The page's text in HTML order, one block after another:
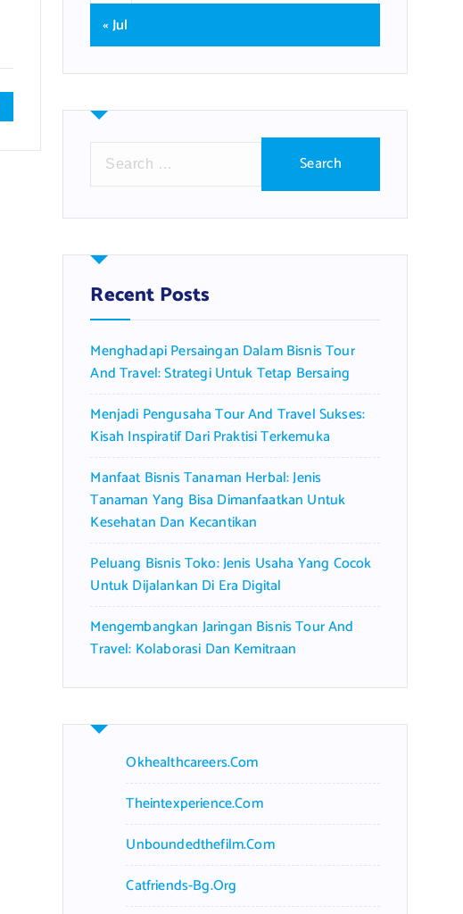
« Jul
r
h
f
o
:
Recent Posts
Menghadapi Persaingan Dalam Bisnis Tour
And Travel: Strategi Untuk Tetap Bersaing
Menjadi Pengusaha Tour And Travel Sukses:
Kisah Inspiratif Dari Praktisi Terkemuka
Manfaat Bisnis Tanaman Herbal: Jenis
Tanaman Yang Bisa Dimanfaatkan Untuk
Kesehatan Dan Kecantikan
Peluang Bisnis Toko: Jenis Usaha Yang Cocok
Untuk Dijalankan Di Era Digital
Mengembangkan Jaringan Bisnis Tour And
Travel: Kolaborasi Dan Kemitraan
Okhealthcareers.com
Theintexperience.com
Unboundedthefilm.com
Catfriends-Bg.org